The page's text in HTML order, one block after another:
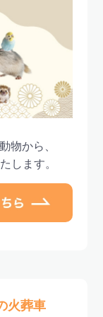
物から、
します。
火葬車